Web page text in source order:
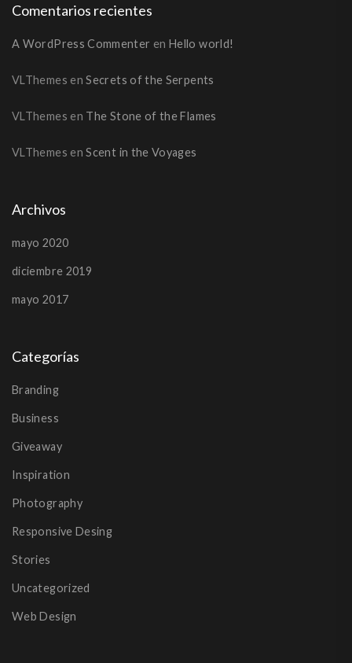
Comentarios recientes
A WordPress Commenter enHello world!
VLThemes enSecrets of the Serpents
VLThemes en The Stone of the Flames
VLThemes enScent in the Voyages
Archivos
mayo 2020
diciembre 2019
mayo 2017
Categorías
Branding
Business
Giveaway
Inspiration
Photography
Responsive Desing
Stories
Uncategorized
Web Design